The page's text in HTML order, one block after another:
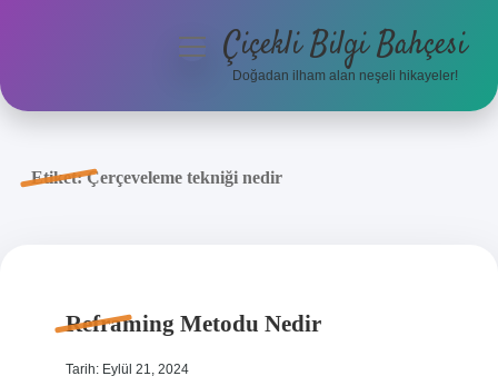
Anasayfa
menüyüÇiçekli Bilgi Bahçesi
Doğadan ilham alan neşeli hikayeler!
Etiket:Çerçeveleme tekniği nedir
Reframing Metodu Nedir
Tarih: Eylül 21, 2024